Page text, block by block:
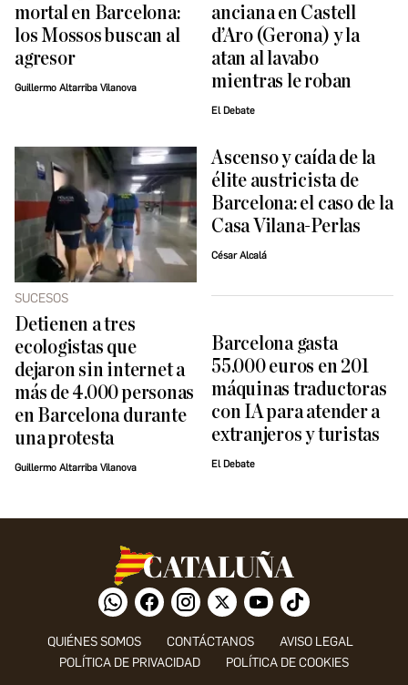
mortal en Barcelona:
los Mossos buscan al
agresor
Guillermo Altarriba Vilanova
anciana en Castell
d’Aro (Gerona) y la
atan al lavabo
mientras le roban
El Debate
SUCESOS
Detienen a tres
ecologistas que
dejaron sin internet a
más de 4.000 personas
en Barcelona durante
una protesta
Guillermo Altarriba Vilanova
Ascenso y caída de la
élite austricista de
Barcelona: el caso de la
Casa Vilana-Perlas
César Alcalá
Barcelona gasta
55.000 euros en 201
máquinas traductoras
con IA para atender a
extranjeros y turistas
El Debate
QUIÉNES SOMOS CONTÁCTANOS
AVISO LEGAL
POLÍTICA DE PRIVACIDAD
POLÍTICA DE COOKIES